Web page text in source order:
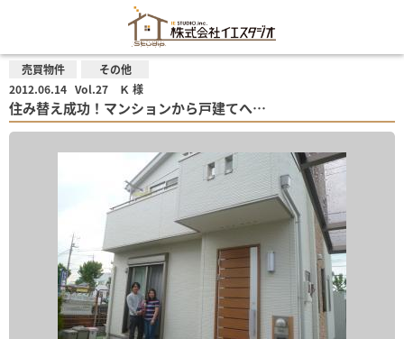
売買物件
その他
2012.06.14 Vol.27 Ｋ 様
住み替え成功！マンションから戸建てへ…